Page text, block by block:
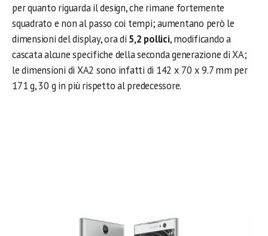
per quanto riguarda il design, che rimane fortemente
squadrato e non al passo coi tempi; aumentano però le
dimensioni del display, ora di 5,2 pollici, modificando a
cascata alcune specifiche della seconda generazione di XA;
le dimensioni di XA2 sono infatti di 142 x 70 x 9.7 mm per
171 g, 30 g in più rispetto al predecessore.